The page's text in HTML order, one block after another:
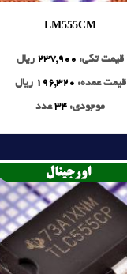
LM555CM
قیمت تکی: 237,900 ریال
قیمت عمده: 196,320 ریال
موجودی: 34عدد